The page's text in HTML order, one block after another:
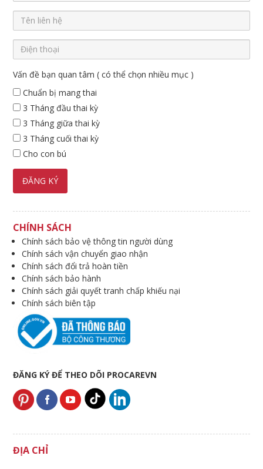
Vấn đề bạn quan tâm ( có thể chọn nhiều mục )
Chuẩn bị mang thai
3 Tháng đầu thai kỳ
3 Tháng giữa thai kỳ
3 Tháng cuối thai kỳ
Cho con bú
CHÍNH SÁCH
Chính sách bảo vệ thông tin người dùng
Chính sách vận chuyển giao nhận
Chính sách đổi trả hoàn tiền
Chính sách bảo hành
Chính sách giải quyết tranh chấp khiếu nại
Chính sách biên tập
ĐĂNG KÝ ĐỂ THEO DÕI PROCAREVN
ĐỊA CHỈ